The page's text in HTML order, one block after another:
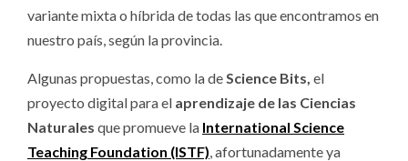
variante mixta o híbrida de todas las que encontramos en
nuestro país, según la provincia.
Algunas propuestas, como la deScience Bits, el
proyecto digital para el aprendizaje de las Ciencias
Naturales que promueve la International Science
Teaching Foundation (ISTF), afortunadamente ya